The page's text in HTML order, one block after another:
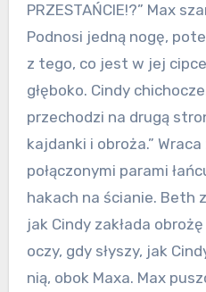
PRZESTAŃCIE!?” Max
Podnosi jedną nogę,
z tego, co jest w jej
głęboko. Cindy
przechodzi na drugą
kajdanki i obroża.”
połączonymi parami
hakach na ścianie. Beth
jak Cindy zakłada
oczy, gdy słyszy, jak
nią, obok Maxa. Max